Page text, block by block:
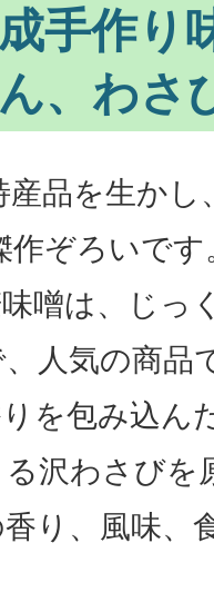
手作り
、わさ
産品を生か
作ぞろいで
噌は、じっ
人気の商品
を包み込ん
沢わさびを
り、風味、